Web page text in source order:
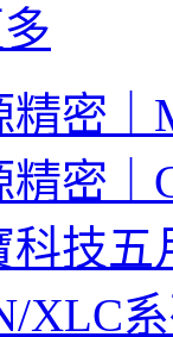
精密｜
精密｜
科技五
XLC